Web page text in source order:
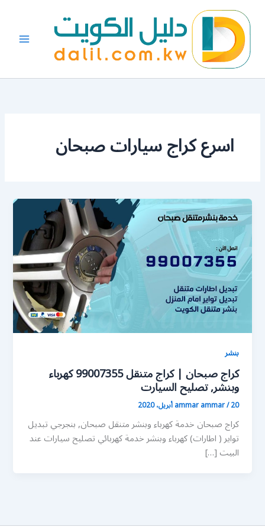
المحتوى
اسرع كراج سيارات صبحان
بنشر
كراج صبحان | كراج متنقل 99007355 كهرباء
وبنشر, تصليح السيارت
ammar ammar/20 أبريل، 2020
كراج صبحان خدمة كهرباء وبنشر متنقل صبحان, بنجرجي تبديل
تواير ( اطارات) كهرباء وبنشر خدمة كهربائي تصليح سيارات عند
البيت […]